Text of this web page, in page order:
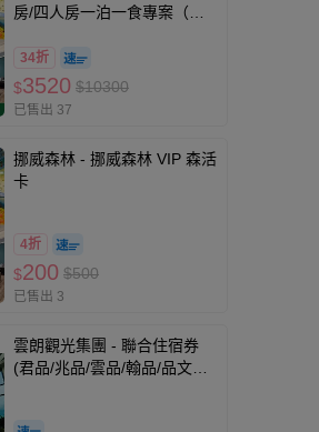
房/四人房一泊一食專案（可
（贈兩張『價值$150』餐券,
贈品效期至27/5/20）-無使用
期限
34折
$3520 $10300
已售出 37
挪威森林 - 挪威森林 VIP 森活
卡
4折
$200 $500
已售出 3
雲朗觀光集團 - 聯合住宿券
(君品/兆品/雲品/翰品/品文旅/